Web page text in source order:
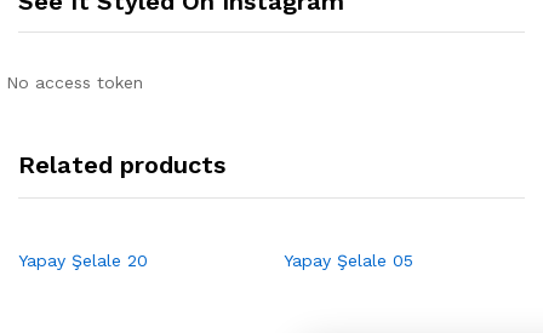
No access token
Related products
Yapay Şelale 20 Yapay Şelale 05